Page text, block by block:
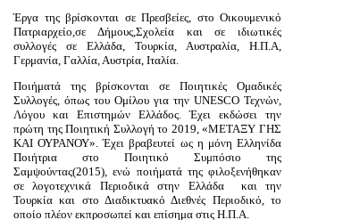
Έργα της βρίσκονται σε Πρεσβείες, στο Οικουμενικό
Πατριαρχείο,σε Δήμους,Σχολεία και σε ιδιωτικές
συλλογές σε Ελλάδα, Τουρκία, Αυστραλία, Η.Π.Α,
Γερμανία, Γαλλία, Αυστρία, Ιταλία.
Ποιήματά της βρίσκονται σε Ποιητικές Ομαδικές
Συλλογές, όπως του Ομίλου για την UNESCO Τεχνών,
Λόγου και Επιστημών Ελλάδος. Έχει εκδώσει την
πρώτη της Ποιητική Συλλογή το 2019, «ΜΕΤΑΞΥ ΓΗΣ
ΚΑΙ ΟΥΡΑΝΟΥ». Έχει βραβευτεί ως η μόνη Ελληνίδα
Ποιήτρια στο Ποιητικό Συμπόσιο της
Σαμψούντας(2015), ενώ ποιήματά της φιλοξενήθηκαν
σε λογοτεχνικά Περιοδικά στην Ελλάδα και την
Τουρκία και στο Διαδικτυακό Διεθνές Περιοδικό, το
οποίο πλέον εκπροσωπεί και επίσημα στις Η.Π.Α.